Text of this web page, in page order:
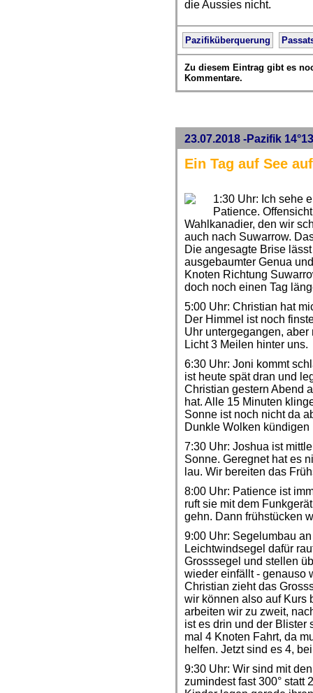
die Aussies nicht.
Pazifiküberquerung
Zu diesem Eintrag gibt es
Kommentare.
23.07.2018 -Pazifik
Ein Tag auf See
1:30 Uhr: Ich sehe
Patience.
Wahlkanadier, den wir
auch nach Suwarrow.
Die angesagte Brise
ausgebaumter Genua
Knoten Richtung
doch noch einen Tag
5:00 Uhr: Christian hat
Der Himmel ist noch
Uhr untergegangen,
Licht 3 Meilen hinter uns.
6:30 Uhr: Joni kommt
ist heute spät dran und
Christian gestern Abend
hat. Alle 15 Minuten
Sonne ist noch nicht da
Dunkle Wolken kündigen
7:30 Uhr: Joshua ist
Sonne. Geregnet hat es
lau. Wir bereiten das
8:00 Uhr: Patience ist
ruft sie mit dem
gehn. Dann frühstücken
9:00 Uhr: Segelumbau
Leichtwindsegel dafür
Grosssegel und stellen
wieder einfällt - genauso
Christian zieht das
wir können also auf Kurs
arbeiten wir zu zweit,
ist es drin und der Blister
mal 4 Knoten Fahrt, da
helfen. Jetzt sind es 4,
9:30 Uhr: Wir sind mit
zumindest fast 300° statt